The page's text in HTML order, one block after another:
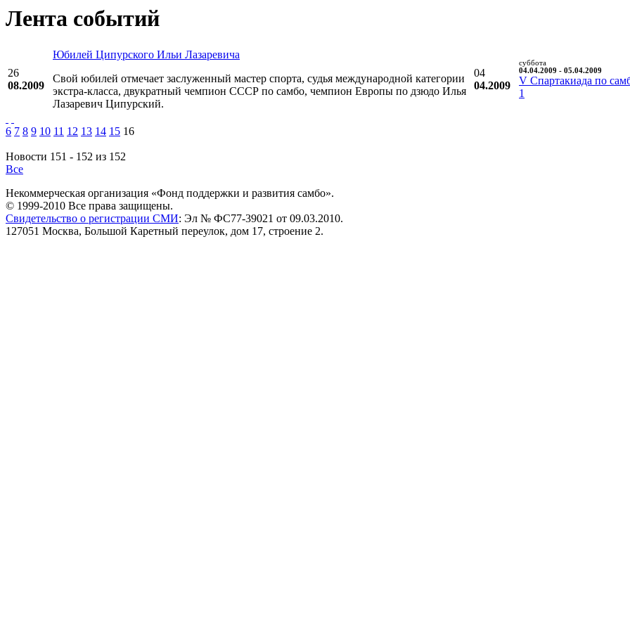
Лента событий
26
08.2009
Юбилей Ципурского Ильи Лазаревича
Свой юбилей отмечает заслуженный мастер спорта, судья международной категории
экстра-класса, двукратный чемпион СССР по самбо, чемпион Европы по дзюдо Илья
Лазаревич Ципурский.
04
04.2009
суббота
04.04.2009 - 05.04.2009
V Cпартакиада по
1
6 7 8 9 10 11 12 13 14 15 16
Новости 151 - 152 из 152
Все
Некоммерческая организация «Фонд поддержки и развития самбо».
© 1999-2010 Все права защищены.
Свидетельство о регистрации СМИ: Эл № ФС77-39021 от 09.03.2010.
127051 Москва, Большой Каретный переулок, дом 17, строение 2.